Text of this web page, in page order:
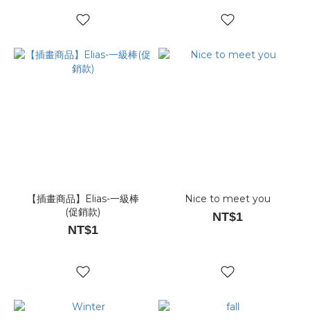
【插畫商品】Elias-一級棒
(促銷款)
NT$1
Nice to meet you
NT$1